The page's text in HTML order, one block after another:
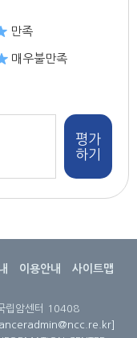
만족
매우불만족
평가
하기
이용안내 사이트맵
립암센터 10408